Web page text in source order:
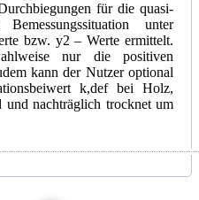
für die quasi-
unter
bzw. y2 – Werte ermittelt.
nur die positiven
kann der Nutzer optional
k,def bei Holz,
und nachträglich trocknet um